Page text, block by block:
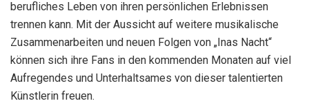
berufliches Leben von ihren persönlichen Erlebnissen
trennen kann. Mit der Aussicht auf weitere musikalische
Zusammenarbeiten und neuen Folgen von „Inas Nacht“
können sich ihre Fans in den kommenden Monaten auf viel
Aufregendes und Unterhaltsames von dieser talentierten
Künstlerin freuen.